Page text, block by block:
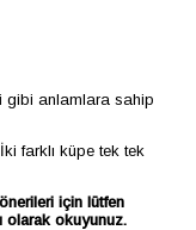
gibi anlamlara sahip
farklı küpe tek tek
için lütfen
olarak okuyunuz.